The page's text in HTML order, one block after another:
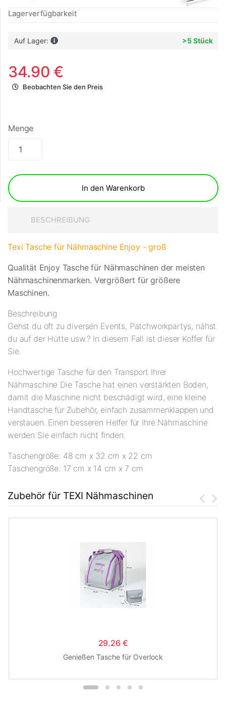
Lagerverfügbarkeit
Auf Lager: >5 Stück
34.90 €
Beobachten Sie den Preis
Menge
In den Warenkorb
BESCHREIBUNG
Texi Tasche für Nähmaschine Enjoy - groß
Qualität Enjoy Tasche für Nähmaschinen der meisten
Nähmaschinenmarken. Vergrößert für größere
Maschinen.
Beschreibung
Gehst du oft zu diversen Events, Patchworkpartys, nähst
du auf der Hütte usw.? In diesem Fall ist dieser Koffer für
Sie.
Hochwertige Tasche für den Transport Ihrer
Nähmaschine Die Tasche hat einen verstärkten Boden,
damit die Maschine nicht beschädigt wird, eine kleine
Handtasche für Zubehör, einfach zusammenklappen und
verstauen. Einen besseren Helfer für Ihre Nähmaschine
werden Sie einfach nicht finden.
Taschengröße: 48 cm x 32 cm x 22 cm
Taschengröße: 17 cm x 14 cm x 7 cm
Zubehör für TEXI Nähmaschinen
29.26 €
Genießen Tasche für Overlock